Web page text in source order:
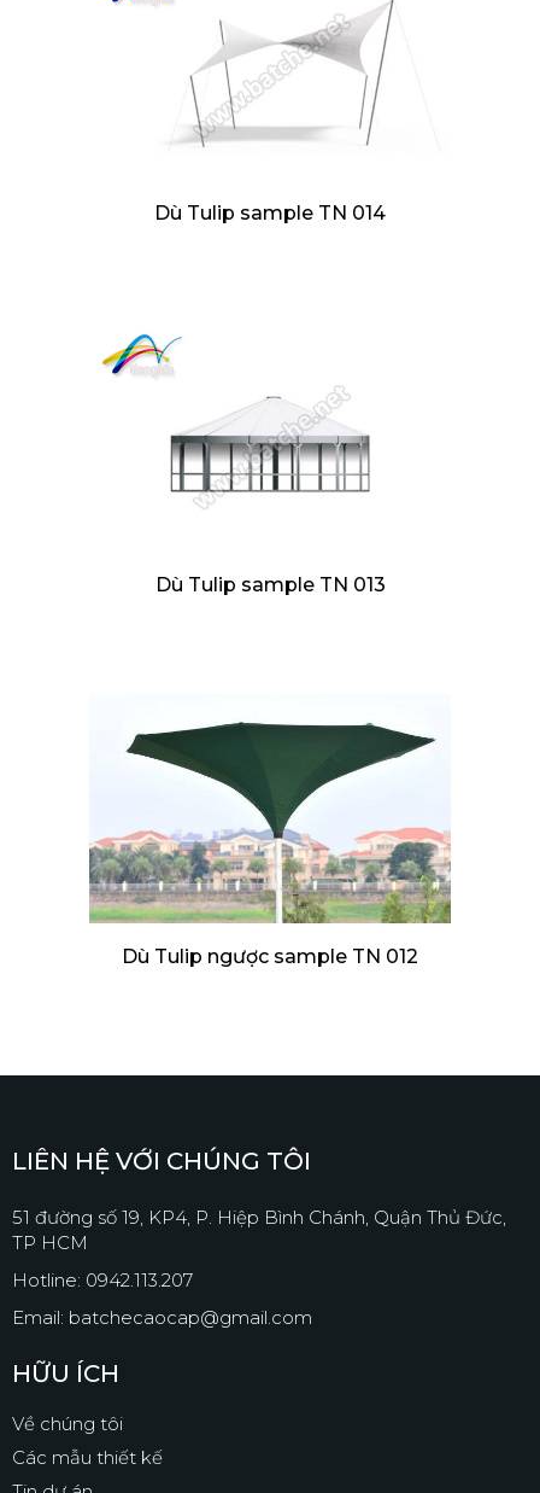
Dù Tulip sample TN 014
Dù Tulip sample TN 013
Dù Tulip ngược sample TN 012
LIÊN HỆ VỚI CHÚNG TÔI
51 đường số 19, KP4, P. Hiệp Bình Chánh, Quận Thủ Đức,
TP HCM
Hotline: 0942.113.207
Email: batchecaocap@gmail.com
HỮU ÍCH
Về chúng tôi
Các mẫu thiết kế